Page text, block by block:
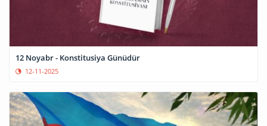
12 Noyabr - Konstitusiya Günüdür
12-11-2025